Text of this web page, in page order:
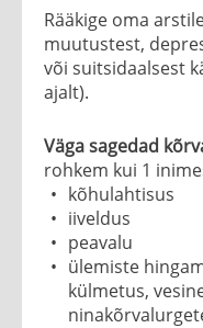
Rääkige oma
muutustest,
või suitsidaalsest
ajalt).
Väga sagedad
rohkem kui 1
kõhulahtisus
iiveldus
peavalu
ülemiste
külmetus,